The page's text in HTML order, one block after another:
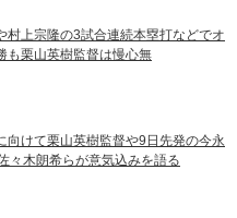
村上宗隆の3試合連続本塁打などでオ
も栗山英樹監督は慢心無
向けて栗山英樹監督や9日先発の今永
々木朗希らが意気込みを語る